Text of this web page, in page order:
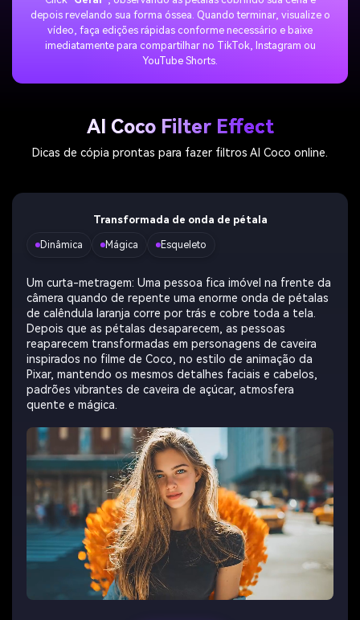
depois revelando sua forma óssea. Quando terminar, visualize o
vídeo, faça edições rápidas conforme necessário e baixe
imediatamente para compartilhar no TikTok, Instagram ou
YouTube Shorts.
AI Coco Filter Effect
Dicas de cópia prontas para fazer filtros AI Coco online.
Transformada de onda de pétala
Dinâmica Mágica Esqueleto
Um curta-metragem: Uma pessoa fica imóvel na frente da
câmera quando de repente uma enorme onda de pétalas
de calêndula laranja corre por trás e cobre toda a tela.
Depois que as pétalas desaparecem, as pessoas
reaparecem transformadas em personagens de caveira
inspirados no filme de Coco, no estilo de animação da
Pixar, mantendo os mesmos detalhes faciais e cabelos,
padrões vibrantes de caveira de açúcar, atmosfera
quente e mágica.